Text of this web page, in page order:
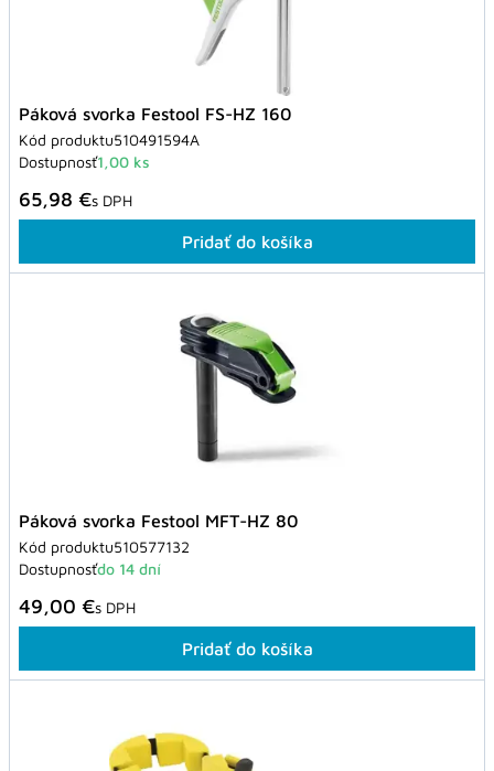
Páková svorka Festool FS-HZ 160
Kód produktu510491594A
Dostupnosť1,00 ks
65,98 €s DPH
Pridať do košíka
Páková svorka Festool MFT-HZ 80
Kód produktu510577132
Dostupnosťdo 14 dní
49,00 €s DPH
Pridať do košíka